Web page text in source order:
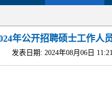
年公开招聘硕士工作人
发表日期: 2024年08月06日